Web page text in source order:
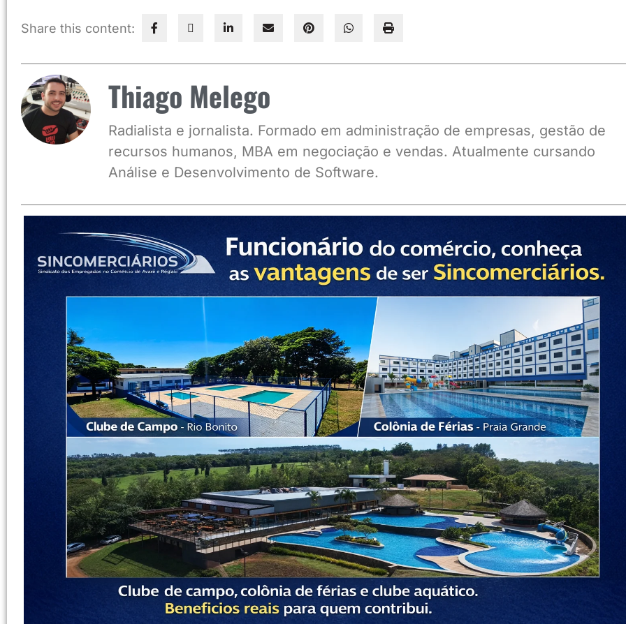
Share this content:
Thiago Melego
Radialista e jornalista. Formado em administração de empresas, gestão de
recursos humanos, MBA em negociação e vendas. Atualmente cursando
Análise e Desenvolvimento de Software.